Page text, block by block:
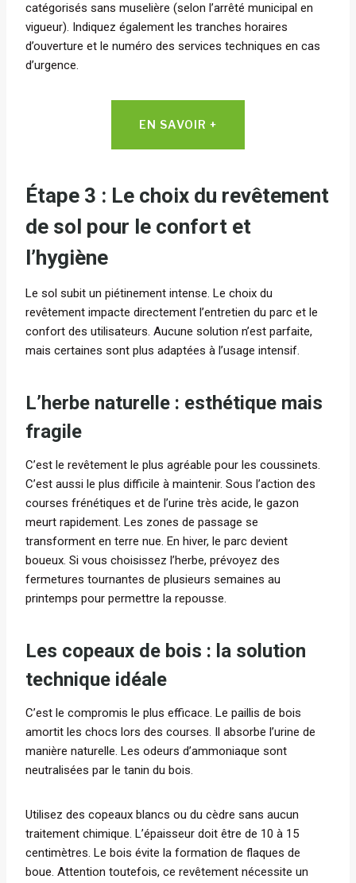
catégorisés sans muselière (selon l’arrêté municipal en
vigueur). Indiquez également les tranches horaires
d’ouverture et le numéro des services techniques en cas
d’urgence.
EN SAVOIR +
Étape 3 : Le choix du revêtement
de sol pour le confort et
l’hygiène
Le sol subit un piétinement intense. Le choix du
revêtement impacte directement l’entretien du parc et le
confort des utilisateurs. Aucune solution n’est parfaite,
mais certaines sont plus adaptées à l’usage intensif.
L’herbe naturelle : esthétique mais
fragile
C’est le revêtement le plus agréable pour les coussinets.
C’est aussi le plus difficile à maintenir. Sous l’action des
courses frénétiques et de l’urine très acide, le gazon
meurt rapidement. Les zones de passage se
transforment en terre nue. En hiver, le parc devient
boueux. Si vous choisissez l’herbe, prévoyez des
fermetures tournantes de plusieurs semaines au
printemps pour permettre la repousse.
Les copeaux de bois : la solution
technique idéale
C’est le compromis le plus efficace. Le paillis de bois
amortit les chocs lors des courses. Il absorbe l’urine de
manière naturelle. Les odeurs d’ammoniaque sont
neutralisées par le tanin du bois.
Utilisez des copeaux blancs ou du cèdre sans aucun
traitement chimique. L’épaisseur doit être de 10 à 15
centimètres. Le bois évite la formation de flaques de
boue. Attention toutefois, ce revêtement nécessite un